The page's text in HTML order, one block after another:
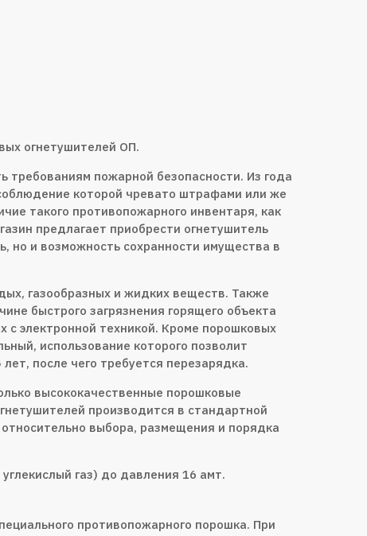
огнетушителей ОП.
пожарной безопасности. Из года
которой чревато штрафами или же
такого противопожарного инвентаря, как
предлагает приобрести огнетушитель
но и возможность сохранности имущества в
газообразных и жидких веществ. Также
быстрого загрязнения горящего объекта
электронной техникой. Кроме порошковых
использование которого позволит
после чего требуется перезарядка.
высококачественные порошковые
производится в стандартной
выбора, размещения и порядка
газ) до давления 16 амт.
противопожарного порошка. При